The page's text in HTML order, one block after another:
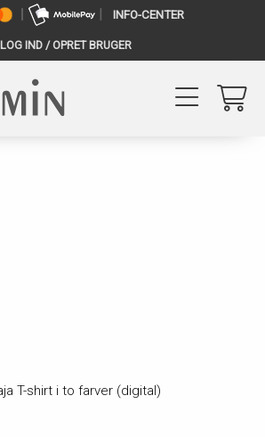
INFO-CENTER
LOG IND / OPRET BRUGER